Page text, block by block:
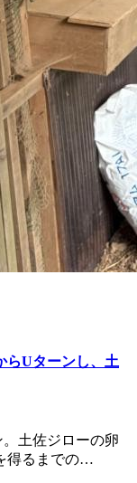
らUターンし、土
土佐ジローの卵
得るまでの…